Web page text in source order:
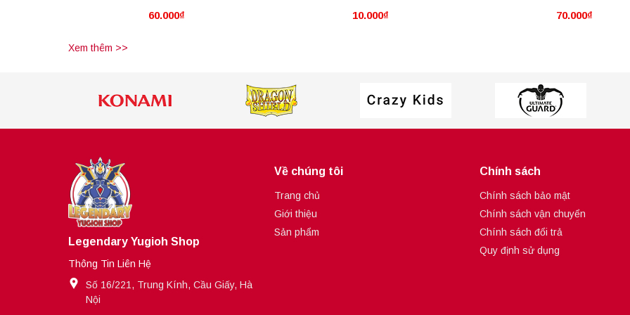
Pot Of Desires
60.000₫ Virtual World Gate - Qinglong
10.000₫ Chính Hãng] Raigeki
70.000₫
Xem thêm >>
Legendary Yugioh Shop
Thông Tin Liên Hệ
Số 16/221, Trung Kính, Cầu Giấy, Hà
Nội
Về chúng tôi
Trang chủ
Giới thiệu
Sản phẩm
Chính sách
Chính sách bảo mật
Chính sách vận chuyển
Chính sách đổi trả
Quy định sử dụng